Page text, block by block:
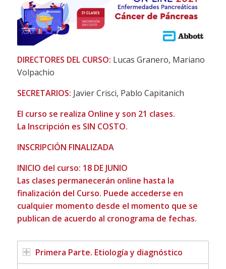
DIRECTORES DEL CURSO: Lucas Granero, Mariano
Volpachio
SECRETARIOS: Javier Crisci, Pablo Capitanich
El curso se realiza Online y son 21 clases.
La Inscripción es SIN COSTO.
INSCRIPCIÓN FINALIZADA
INICIO del curso: 18 DE JUNIO
Las clases permanecerán online hasta la
finalización del Curso. Puede accederse en
cualquier momento desde el momento que se
publican de acuerdo al cronograma de fechas.
Primera Parte. Etiología y diagnóstico